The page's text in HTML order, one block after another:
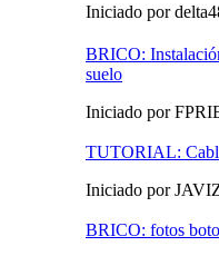
Iniciado por
BRICO:
suelo
Iniciado por
TUTORIAL:
Iniciado por
BRICO: fotos